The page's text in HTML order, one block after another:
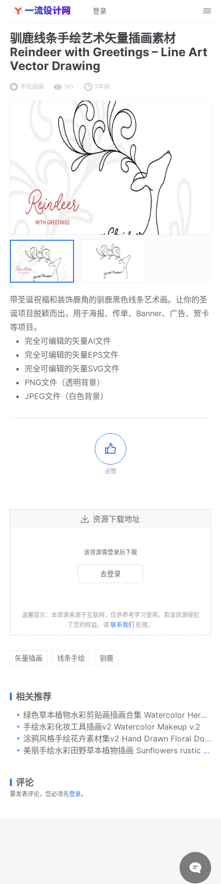
登录
驯鹿线条手绘艺术矢量插画素材
Reindeer with Greetings – Line Art
Vector Drawing
手绘插画 1K+ 7年前
带圣诞祝福和装饰鹿角的驯鹿黑色线条艺术画。让你的圣
诞项目脱颖而出，用于海报、传单、Banner、广告、贺卡
等项目。
完全可编辑的矢量AI文件
完全可编辑的矢量EPS文件
完全可编辑的矢量SVG文件
PNG文件（透明背景）
JPEG文件（白色背景）
点赞
资源下载地址
该资源需登录后下载
去登录
温馨提示：本资源来源于互联网，仅供参考学习使用。若该资源侵犯
了您的权益，请 联系我们 处理。
矢量插画 线条手绘 驯鹿
相关推荐
绿色草本植物水彩剪贴画插画合集 Watercolor Herb Collection
手绘水彩化妆工具插画v2 Watercolor Makeup v.2
涂鸦风格手绘花卉素材集v2 Hand Drawn Floral Doodles Vol.2
美丽手绘水彩田野草本植物插画 Sunflowers rustic watercolor clipart
评论
要发表评论，您必须先登录。